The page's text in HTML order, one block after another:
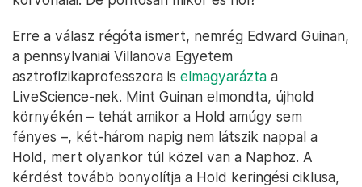
Erre a válasz régóta ismert, nemrég Edward Guinan,
a pennsylvaniai Villanova Egyetem
asztrofizikaprofesszora is elmagyarázta a
LiveScience-nek. Mint Guinan elmondta, újhold
környékén – tehát amikor a Hold amúgy sem
fényes –, két-három napig nem látszik nappal a
Hold, mert olyankor túl közel van a Naphoz. A
kérdést tovább bonyolítja a Hold keringési ciklusa,